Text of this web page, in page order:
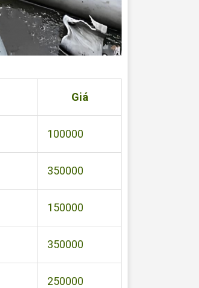
Giá
100000
350000
150000
350000
250000